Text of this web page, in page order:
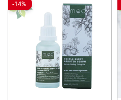
-14%